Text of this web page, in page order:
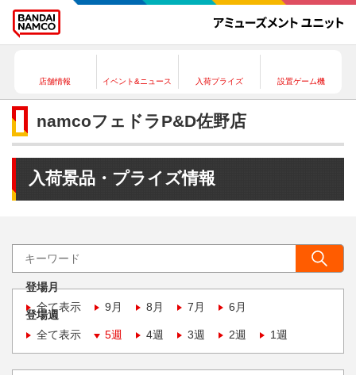
店舗情報 イベント&ニュース 入荷プライズ 設置ゲーム機
namcoフェドラP&D佐野店
入荷景品・プライズ情報
登場月
全て表示
9月 8月 7月 6月
登場週
全て表示
5週 4週 3週 2週 1週